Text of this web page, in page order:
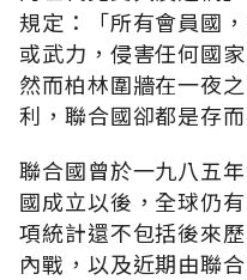
規定：「所有會員國
或武力，侵害任何國
然而柏林圍牆在一夜
利，聯合國卻都是存而
聯合國曾於一九八五
國成立以後，全球仍
項統計還不包括後來
內戰，以及近期由聯